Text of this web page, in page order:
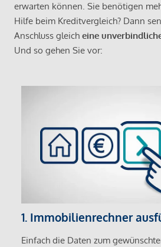
erwarten können. Sie benötigen
Hilfe beim Kreditvergleich? Dann
Anschluss gleich eine
Und so gehen Sie vor:
1. Immobilienrechner
Einfach die Daten zum